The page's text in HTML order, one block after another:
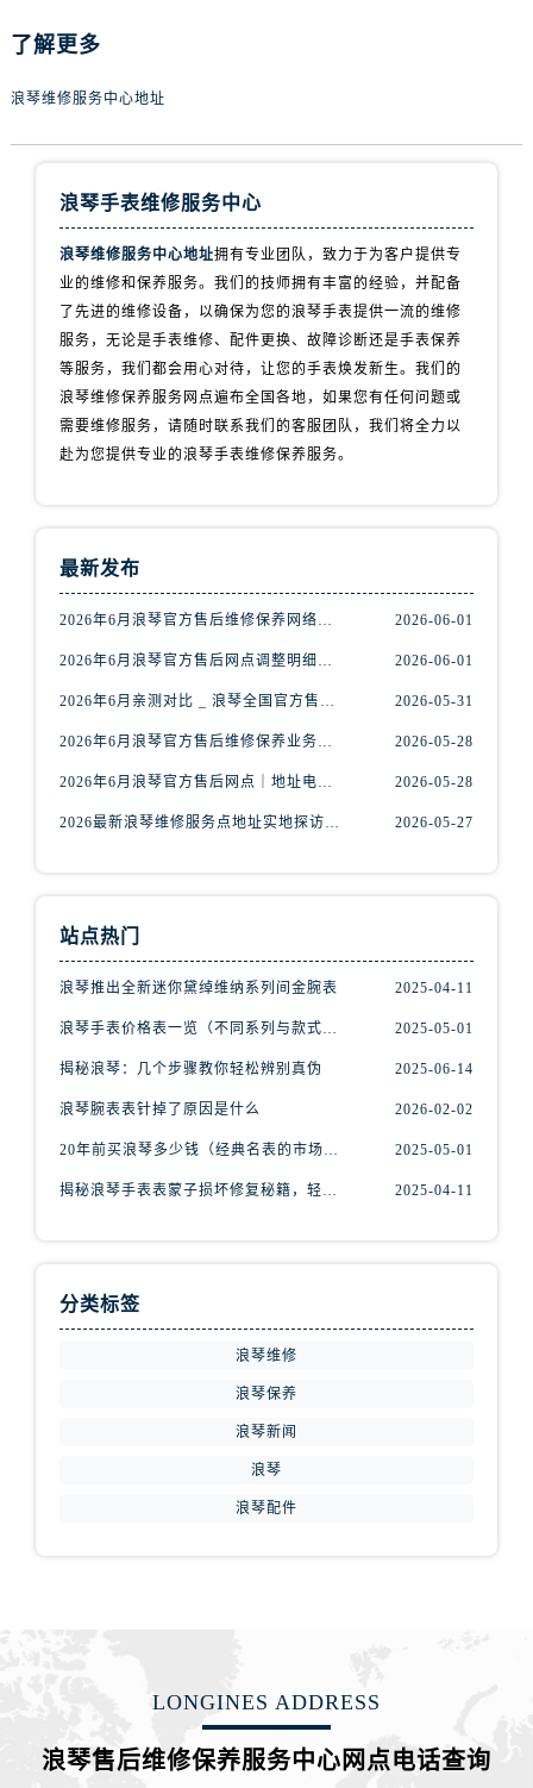
山西省晋城市城区黄华街浪琴售后服务中心（需提前预约）
安徽省安庆市迎江区人民路浪琴售后服务中心（需提前预约）
安徽省宿州市埇桥区人民中路浪琴售后服务中心（需提前预约）
江苏省淮安市清江浦区淮海北路浪琴售后服务中心（需提前预约）
江西省上饶市信州区滨江西路浪琴售后服务中心（需提前预约）
了解更多
浪琴维修服务中心地址
浪琴手表维修服务中心
浪琴维修服务中心地址拥有专业团队，致力于为客户提供专
业的维修和保养服务。我们的技师拥有丰富的经验，并配备
了先进的维修设备，以确保为您的浪琴手表提供一流的维修
服务，无论是手表维修、配件更换、故障诊断还是手表保养
等服务，我们都会用心对待，让您的手表焕发新生。我们的
浪琴维修保养服务网点遍布全国各地，如果您有任何问题或
需要维修服务，请随时联系我们的客服团队，我们将全力以
赴为您提供专业的浪琴手表维修保养服务。
最新发布
2026年6月浪琴官方售后维修保养网络迁址及新设点快报 2026-06-01
2026年6月浪琴官方售后网点调整明细最终篇（迁址+新开业） 2026-06-01
2026年6月亲测对比 _ 浪琴全国官方售后服务体系2026焕新升级公告 2026-05-31
2026年6月浪琴官方售后维修保养业务网点重新配置补充通知原文内容公示 2026-05-28
2026年6月浪琴官方售后网点｜地址电话权威指南 2026-05-28
2026最新浪琴维修服务点地址实地探访报告 2026-05-27
站点热门
浪琴推出全新迷你黛绰维纳系列间金腕表 2025-04-11
浪琴手表价格表一览（不同系列与款式的价格区间） 2025-05-01
揭秘浪琴：几个步骤教你轻松辨别真伪 2025-06-14
浪琴腕表表针掉了原因是什么 2026-02-02
20年前买浪琴多少钱（经典名表的市场价值回顾） 2025-05-01
揭秘浪琴手表表蒙子损坏修复秘籍，轻松重获透明之美！ 2025-04-11
分类标签
浪琴维修
浪琴保养
浪琴新闻
浪琴
浪琴配件
LONGINES ADDRESS
浪琴售后维修保养服务中心网点电话查询